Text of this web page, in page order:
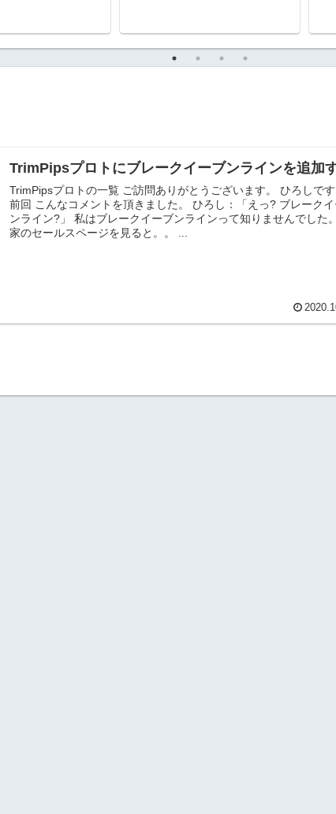
TrimPipsプロトにブレークイーブンラインを追加
TrimPipsプロトの一覧 ご訪問ありがとうございます。 ひろしです
前回 こんなコメントを頂きました。 ひろし：「えっ? ブレーク
ンライン?」 私はブレークイーブンラインって知りませんでした
家のセールスページを見ると。。 ...